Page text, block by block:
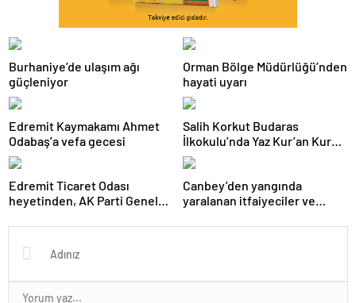
Burhaniye’de ulaşım ağı
güçleniyor
Orman Bölge Müdürlüğü’nden
hayati uyarı
Edremit Kaymakamı Ahmet
Odabaş’a vefa gecesi
Salih Korkut Budaras
İlkokulu’nda Yaz Kur’an Kursu
belge töreni düzenlendi
Edremit Ticaret Odası
heyetinden, AK Parti Genel
Canbey’den yangında
yaralanan itfaiyeciler ve